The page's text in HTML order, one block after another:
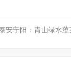
安宁阳：青山绿水蕴